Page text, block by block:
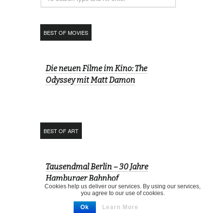
Cookies help us deliver our services. By using our services,
you agree to our use of cookies.
Ok Learn More
BEST OF MOVIES
Die neuen Filme im Kino: The
Odyssey mit Matt Damon
BEST OF ART
Tausendmal Berlin – 30 Jahre
Hamburger Bahnhof